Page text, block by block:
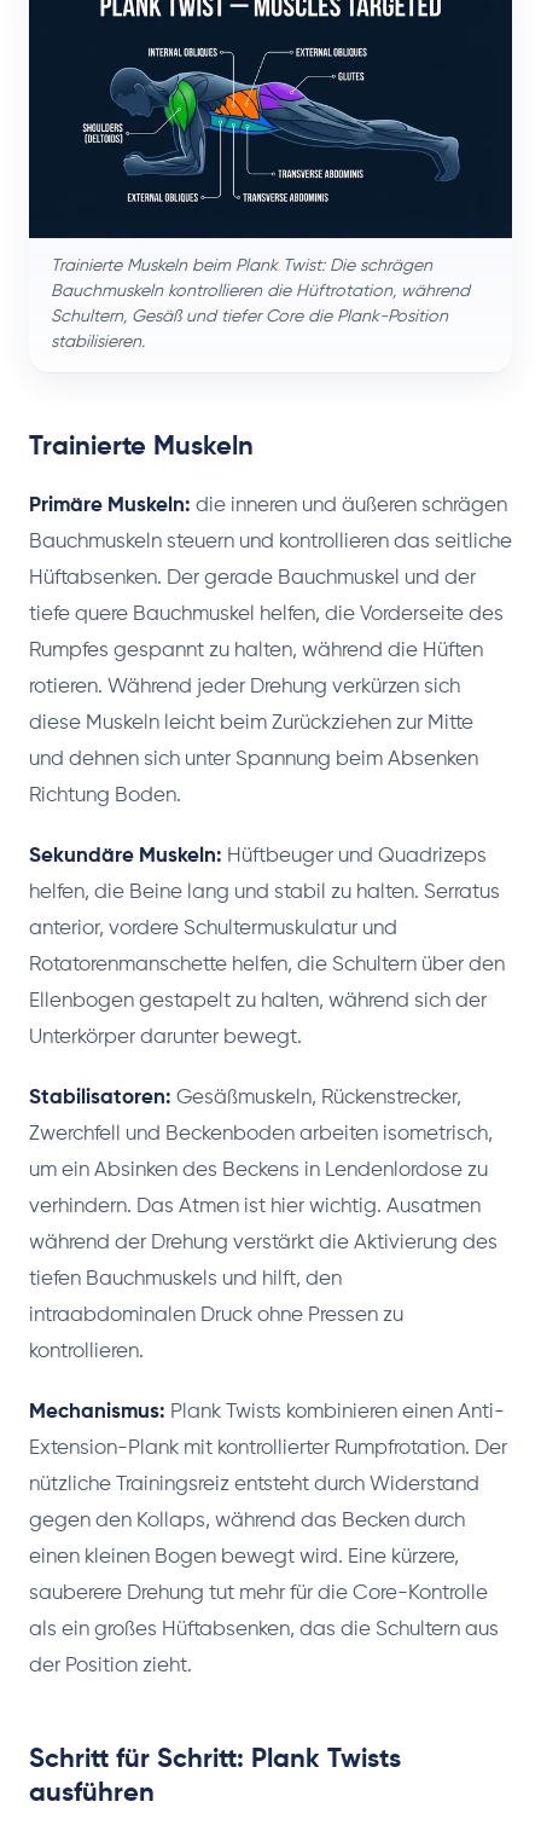
Trainierte Muskeln beim Plank Twist: Die schrägen
Bauchmuskeln kontrollieren die Hüftrotation, während
Schultern, Gesäß und tiefer Core die Plank-Position
stabilisieren.
Trainierte Muskeln
Primäre Muskeln: die inneren und äußeren schrägen
Bauchmuskeln steuern und kontrollieren das seitliche
Hüftabsenken. Der gerade Bauchmuskel und der
tiefe quere Bauchmuskel helfen, die Vorderseite des
Rumpfes gespannt zu halten, während die Hüften
rotieren. Während jeder Drehung verkürzen sich
diese Muskeln leicht beim Zurückziehen zur Mitte
und dehnen sich unter Spannung beim Absenken
Richtung Boden.
Sekundäre Muskeln: Hüftbeuger und Quadrizeps
helfen, die Beine lang und stabil zu halten. Serratus
anterior, vordere Schultermuskulatur und
Rotatorenmanschette helfen, die Schultern über den
Ellenbogen gestapelt zu halten, während sich der
Unterkörper darunter bewegt.
Stabilisatoren: Gesäßmuskeln, Rückenstrecker,
Zwerchfell und Beckenboden arbeiten isometrisch,
um ein Absinken des Beckens in Lendenlordose zu
verhindern. Das Atmen ist hier wichtig. Ausatmen
während der Drehung verstärkt die Aktivierung des
tiefen Bauchmuskels und hilft, den
intraabdominalen Druck ohne Pressen zu
kontrollieren.
Mechanismus: Plank Twists kombinieren einen Anti-
Extension-Plank mit kontrollierter Rumpfrotation. Der
nützliche Trainingsreiz entsteht durch Widerstand
gegen den Kollaps, während das Becken durch
einen kleinen Bogen bewegt wird. Eine kürzere,
sauberere Drehung tut mehr für die Core-Kontrolle
als ein großes Hüftabsenken, das die Schultern aus
der Position zieht.
Schritt für Schritt: Plank Twists
ausführen